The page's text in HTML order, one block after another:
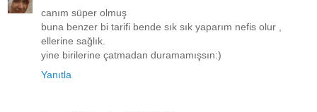
canım süper olmuş
buna benzer bi tarifi bende sık sık yaparım nefis olur ,
ellerine sağlık.
yine birilerine çatmadan duramamışsın:)
Yanıtla